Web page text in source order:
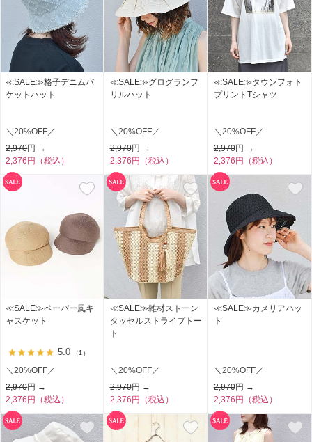
≪SALE≫格子デニムバ
ケットハット
＼20%OFF／
2,970円 →
2,376円（税込）
≪SALE≫グログランフ
リルハット
＼20%OFF／
2,970円 →
2,376円（税込）
≪SALE≫タウンフォト
プリントTシャツ
＼20%OFF／
2,970円 →
2,376円（税込）
≪SALE≫ペーパー風キ
ャスケット
5.0 （1）
＼20%OFF／
2,970円 →
2,376円（税込）
≪SALE≫雑材ストーン
タッセルストライプトー
ト
＼20%OFF／
2,970円 →
2,376円（税込）
≪SALE≫カメリアハッ
ト
＼20%OFF／
2,970円 →
2,376円（税込）